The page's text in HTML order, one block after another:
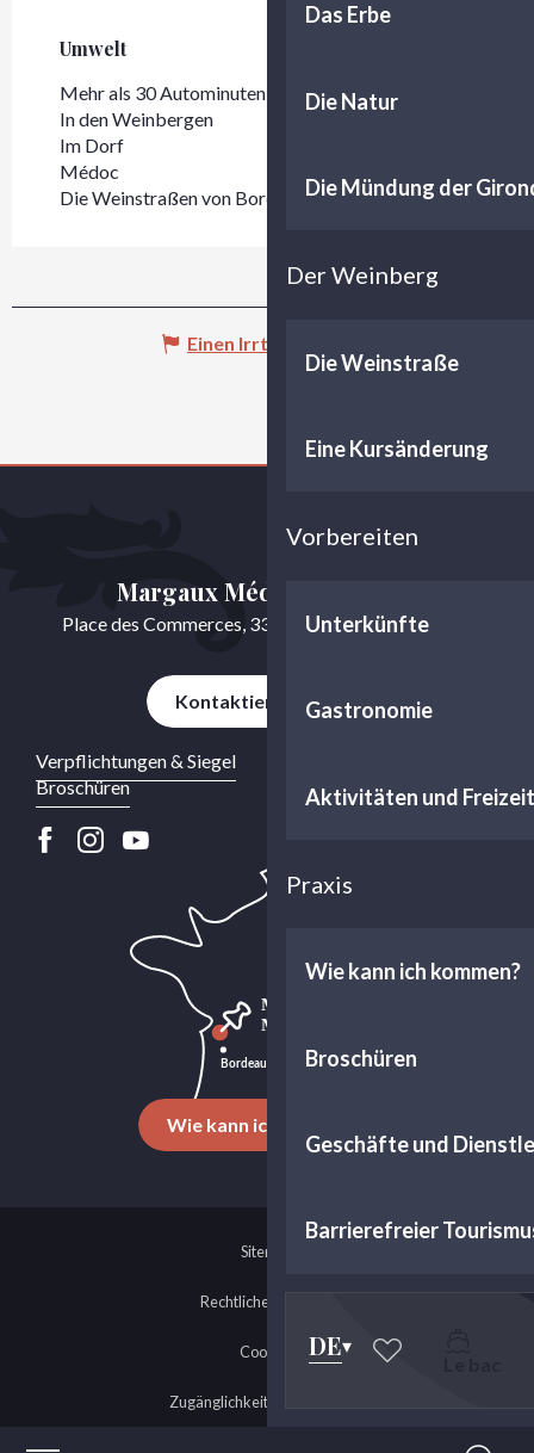
Das Erbe
Die Natur
Die Mündung der
Der Weinberg
Die Weinstraße
Eine Kursänderung
Vorbereiten
Unterkünfte
Gastronomie
Aktivitäten und Freizeit
Praxis
Wie kann ich kommen?
Broschüren
Geschäfte und
Barrierefreier
DE
Umwelt
Umwelt
Mehr als 30 Autominuten von Bordeaux entfernt
In den Weinbergen
Im Dorf
Médoc
Die Weinstraßen von Bordeaux - Médoc
Einen Irrtum angeben
Verpflichtungen & Siegel
Broschüren
Margaux Médoc Tourisme
Place des Commerces, 33460 Cussac-Fort-Médoc
Kontaktieren Sie uns
Wie kann ich kommen?
Sitemap
Rechtliche Hinweise
Cookies
Zugänglichkeit: nicht konform